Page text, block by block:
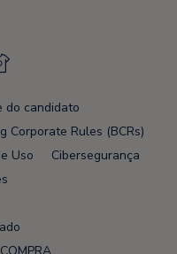
N
e
w
s
e
do candidato
Corporate Rules (BCRs)
Uso
Cibersegurança